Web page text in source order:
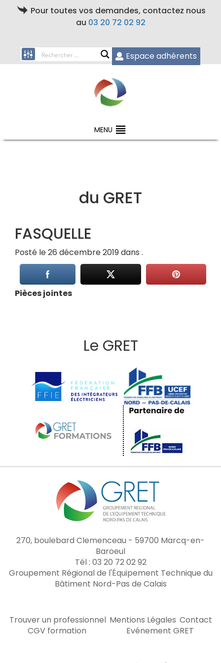
Pour toutes vos demandes, contactez nous
au 03 20 72 02 92
Espace adhérents
MENU
du GRET
FASQUELLE
Posté le 26 décembre 2019 dans .
Pièces jointes
Le GRET
270, boulebard Clemenceau - 59700 Marcq-en-
Baroeul
Tél : 03 20 72 02 92
Groupement Régional de l'Équipement Technique du
Bâtiment Nord-Pas de Calais
Trouver un professionnel Mentions Légales Contact
CGV formation
Evénement GRET